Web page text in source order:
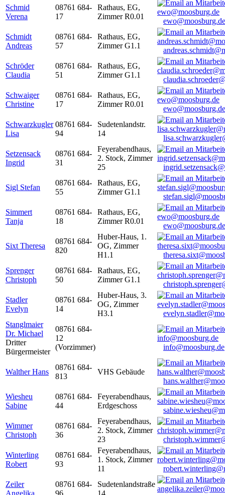
Schmid
Verena
08761 684-
17
Rathaus, EG,
Zimmer R0.01
ewo@moosburg.de
Schmidt
Andreas
08761 684-
57
Rathaus, EG,
Zimmer G1.1
Schröder
Claudia
08761 684-
51
Rathaus, EG,
Zimmer G1.1
Schwaiger
Christine
08761 684-
17
Rathaus, EG,
Zimmer R0.01
ewo@moosburg.de
Schwarzkugler
Lisa
08761 684-
94
Sudetenlandstr.
14
Setzensack
Ingrid
08761 684-
31
Feyerabendhaus,
2. Stock, Zimmer
25
Sigl Stefan
08761 684-
55
Rathaus, EG,
Zimmer G1.1
Simmert
Tanja
08761 684-
18
Rathaus, EG,
Zimmer R0.01
ewo@moosburg.de
Sixt Theresa
08761 684-
820
Huber-Haus, 1.
OG, Zimmer
H1.1
Sprenger
Christoph
08761 684-
50
Rathaus, EG,
Zimmer G1.1
Stadler
Evelyn
08761 684-
14
Huber-Haus, 3.
OG, Zimmer
H3.1
Stanglmaier
Dr. Michael
Dritter
Bürgermeister
08761 684-
12
(Vorzimmer)
info@moosburg.de
Walther Hans
08761 684-
813
VHS Gebäude
Wiesheu
Sabine
08761 684-
44
Feyerabendhaus,
Erdgeschoss
Wimmer
Christoph
08761 684-
36
Feyerabendhaus,
2. Stock, Zimmer
23
Winterling
Robert
08761 684-
93
Feyerabendhaus,
1. Stock, Zimmer
11
Zeiler
Angelika
08761 684-
96
Sudetenlandstraße
14